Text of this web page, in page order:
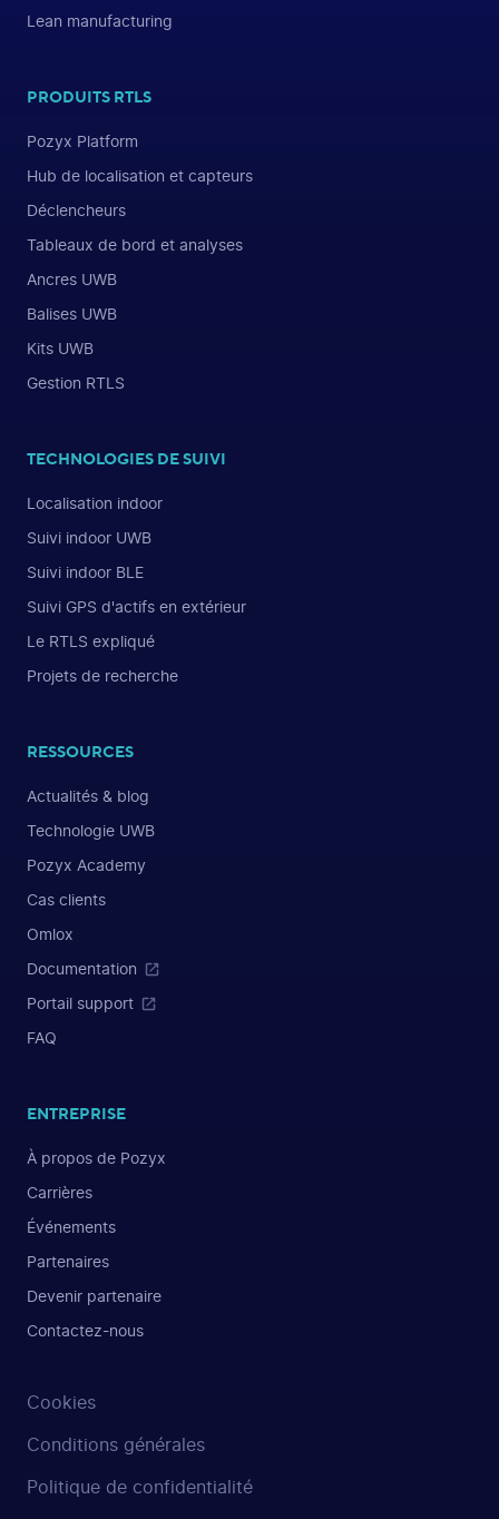
Lean manufacturing
PRODUITS RTLS
Pozyx Platform
Hub de localisation et capteurs
Déclencheurs
Tableaux de bord et analyses
Ancres UWB
Balises UWB
Kits UWB
Gestion RTLS
TECHNOLOGIES DE SUIVI
Localisation indoor
Suivi indoor UWB
Suivi indoor BLE
Suivi GPS d'actifs en extérieur
Le RTLS expliqué
Projets de recherche
RESSOURCES
Actualités & blog
Technologie UWB
Pozyx Academy
Cas clients
Omlox
Documentation
Portail support
FAQ
ENTREPRISE
À propos de Pozyx
Carrières
Événements
Partenaires
Devenir partenaire
Contactez-nous
Cookies
Conditions générales
Politique de confidentialité